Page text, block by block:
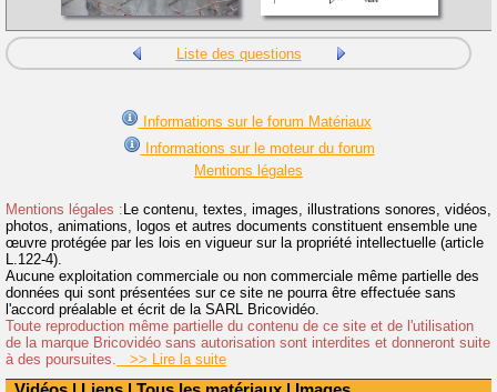
Liste des questions
Informations sur le forum Matériaux
Informations sur le moteur du forum
Mentions légales
Mentions légales :Le contenu, textes, images, illustrations sonores, vidéos,
photos, animations, logos et autres documents constituent ensemble une
œuvre protégée par les lois en vigueur sur la propriété intellectuelle (article
L.122-4).
Aucune exploitation commerciale ou non commerciale même partielle des
données qui sont présentées sur ce site ne pourra être effectuée sans
l'accord préalable et écrit de la SARL Bricovidéo.
Toute reproduction même partielle du contenu de ce site et de l'utilisation
de la marque Bricovidéo sans autorisation sont interdites et donneront suite
à des poursuites.
>> Lire la suite